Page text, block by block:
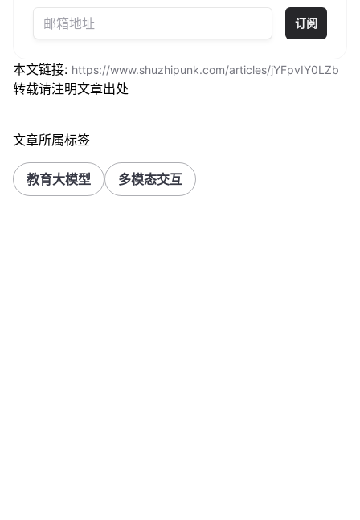
订阅
本文链接: https://www.shuzhipunk.com/articles/jYFpvIY0LZb
转载请注明文章出处
文章所属标签
教育大模型 多模态交互